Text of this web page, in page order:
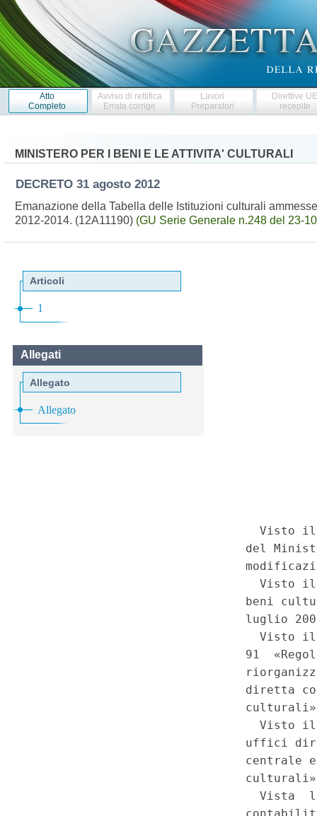
Atto
Completo
Avviso di rettifica
Errata corrige
Lavori
Preparatori
Direttive
recepite
MINISTERO PER I BENI E LE ATTIVITA' CULTURALI
DECRETO 31 agosto 2012
Emanazione della Tabella delle Istituzioni culturali
2012-2014. (12A11190) (GU Serie Generale n.248 del 23-